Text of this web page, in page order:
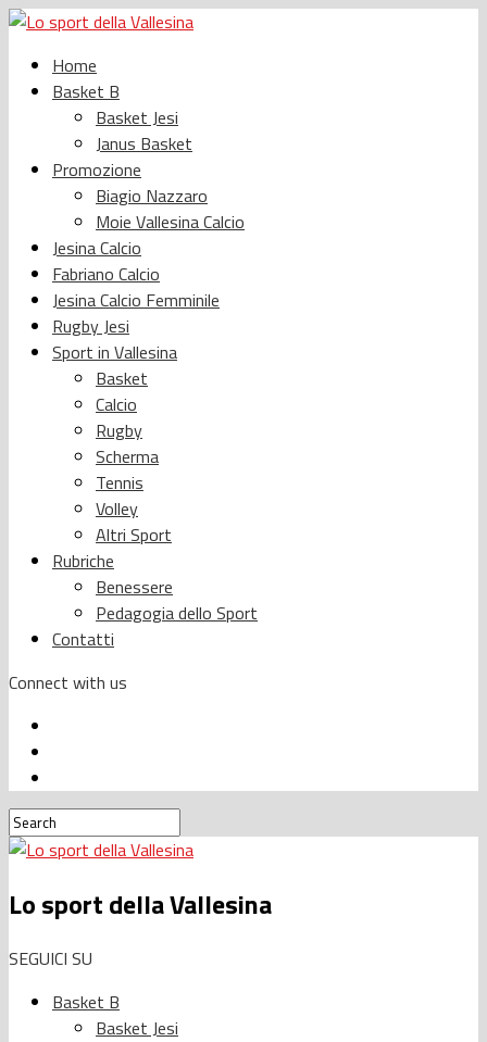
Home
Basket B
Basket Jesi
Janus Basket
Promozione
Biagio Nazzaro
Moie Vallesina Calcio
Jesina Calcio
Fabriano Calcio
Jesina Calcio Femminile
Rugby Jesi
Sport in Vallesina
Basket
Calcio
Rugby
Scherma
Tennis
Volley
Altri Sport
Rubriche
Benessere
Pedagogia dello Sport
Contatti
Connect with us
Lo sport della Vallesina
SEGUICI SU
Basket B
Basket Jesi